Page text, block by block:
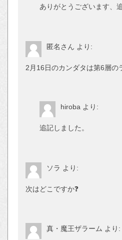
ありがとうございます、
匿名さん より:
2月16日のカンダタは第6層の
hiroba より:
追記しました。
ソラ より:
次はどこですか❓
真・魔王ザラーム より: